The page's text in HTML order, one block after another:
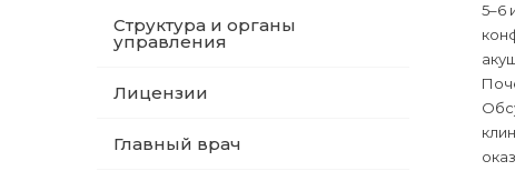
Структура и органы
управления
Лицензии
Главный врач
5–6